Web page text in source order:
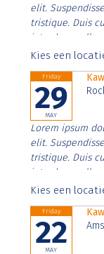
elit.
tristique. Duis
interdum nulla,
Aenean
Kies een
Friday
29
MAY
Lorem ipsum
elit.
tristique. Duis
interdum nulla,
Aenean
Kies een
Friday
22
MAY